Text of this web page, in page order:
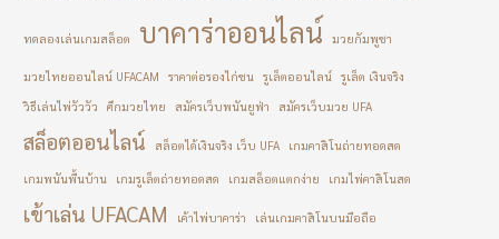
ทดลองเล่นเกมสล็อต บาคาร่าออนไลน์ มวยกัมพูชา
มวยไทยออนไลน์ UFACAM ราคาต่อรองไก่ชน รูเล็ตออนไลน์ รูเล็ต เงินจริง
วิธีเล่นไพ่วัววัว ศึกมวยไทย สมัครเว็บพนันยูฟ่า สมัครเว็บมวย UFA
สล็อตออนไลน์ สล็อตได้เงินจริง เว็บ UFA เกมคาสิโนถ่ายทอดสด
เกมพนันพื้นบ้าน เกมรูเล็ตถ่ายทอดสด เกมสล็อตแตกง่าย เกมไพ่คาสิโนสด
เข้าเล่น UFACAM เค้าไพ่บาคาร่า เล่นเกมคาสิโนบนมือถือ